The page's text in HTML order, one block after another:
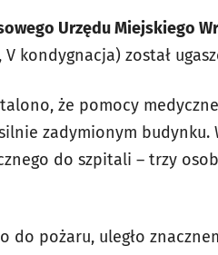
Urzędu Miejskiego
V kondygnacja) został
że pomocy
silnie zadymionym
do szpitali – trzy
do pożaru, uległo